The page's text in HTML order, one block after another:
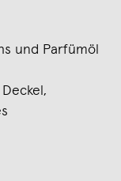
und Parfümöl